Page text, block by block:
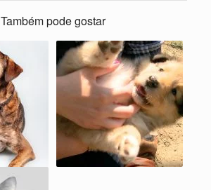
Também pode gostar